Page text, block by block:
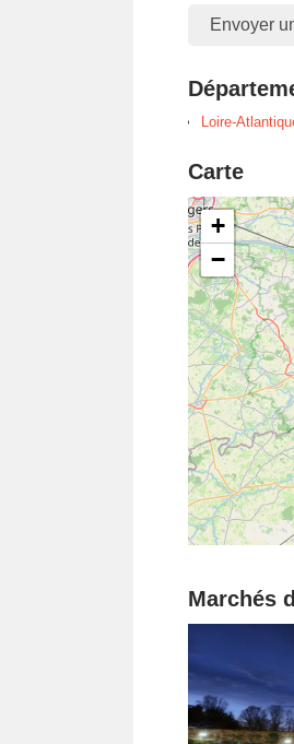
Envoyer
Loire-
Carte
+
−
Marchés